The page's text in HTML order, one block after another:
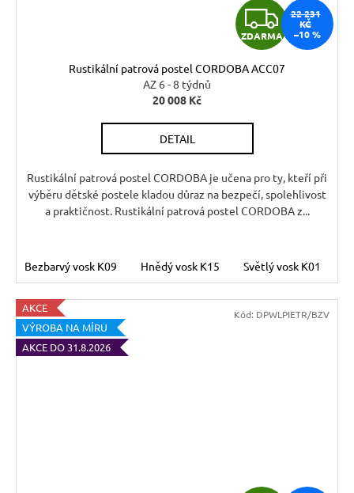
Z
D
A
ZDARMA
22 231
KČ
–10 %
Rustikální patrová postel CORDOBA ACC07
AZ 6 - 8 týdnů
20 008 Kč
DETAIL
Rustikální patrová postel CORDOBA je učena pro ty, kteří při
výběru dětské postele kladou důraz na bezpečí, spolehlivost
a praktičnost. Rustikální patrová postel CORDOBA z...
Bezbarvý vosk K09 Hnědý vosk K15 Světlý vosk K01
AKCE
VÝROBA NA MÍRU
AKCE DO 31.8.2026
Kód: DPWLPIETR/BZV